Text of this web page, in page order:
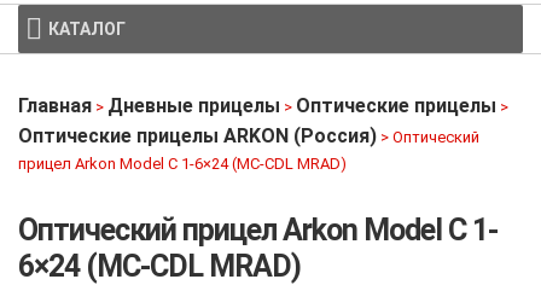
КАТАЛОГ
Главная > Дневные прицелы > Оптические прицелы >
Оптические прицелы ARKON (Россия) > Оптический
прицел Arkon Model C 1-6×24 (MC-CDL MRAD)
Оптический прицел Arkon Model C 1-
6×24 (MC-CDL MRAD)